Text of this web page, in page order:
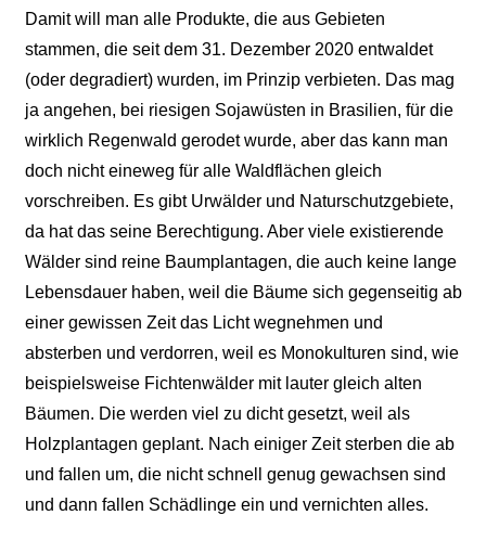
Damit will man alle Produkte, die aus Gebieten
stammen, die seit dem 31. Dezember 2020 entwaldet
(oder degradiert) wurden, im Prinzip verbieten. Das mag
ja angehen, bei riesigen Sojawüsten in Brasilien, für die
wirklich Regenwald gerodet wurde, aber das kann man
doch nicht eineweg für alle Waldflächen gleich
vorschreiben. Es gibt Urwälder und Naturschutzgebiete,
da hat das seine Berechtigung. Aber viele existierende
Wälder sind reine Baumplantagen, die auch keine lange
Lebensdauer haben, weil die Bäume sich gegenseitig ab
einer gewissen Zeit das Licht wegnehmen und
absterben und verdorren, weil es Monokulturen sind, wie
beispielsweise Fichtenwälder mit lauter gleich alten
Bäumen. Die werden viel zu dicht gesetzt, weil als
Holzplantagen geplant. Nach einiger Zeit sterben die ab
und fallen um, die nicht schnell genug gewachsen sind
und dann fallen Schädlinge ein und vernichten alles.